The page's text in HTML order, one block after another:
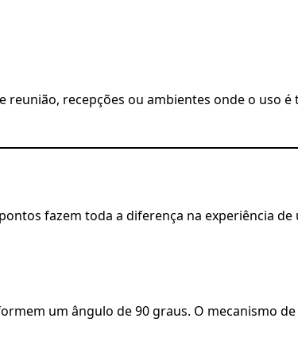
reunião, recepções ou ambientes onde o uso
fazem toda a diferença na experiência de
um ângulo de 90 graus. O mecanismo de